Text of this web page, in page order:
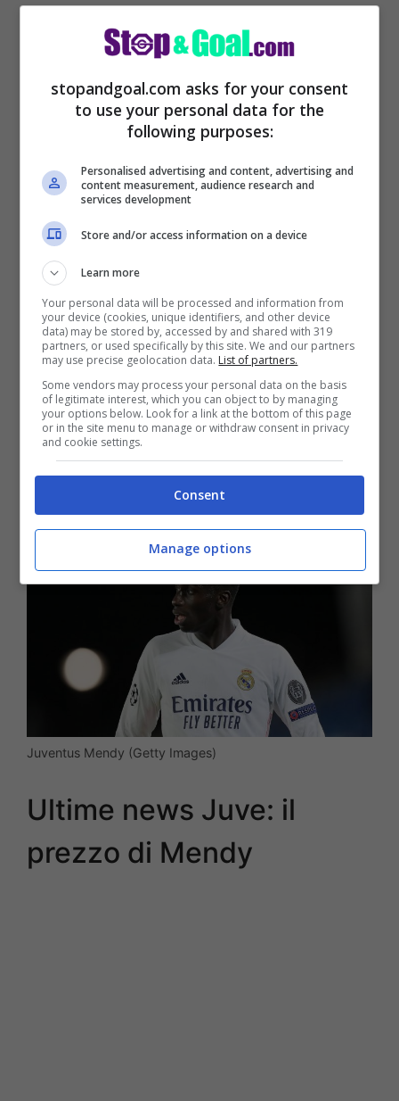
Stando a quanto riferiscetodofichajes.net,
la Juventus vuole fare sul serio per
approfittare dello stato d’animo del classe
’95 e portarlo in Serie A.
Mendy è considerato dalla Juventus come
il perfetto sostituto di Alex Sandro.Il
brasiliano è avanti con l’età e non
garantisce più la solidità dei primi anni
bianconeri.
LEGGI ANCHE >>>
Juventus, sogno Mendy in difesa: le ultime
Juventus Mendy (Getty Images)
Ultime news Juve: il
prezzo di Mendy
stopandgoal.com asks for your consent
to use your personal data for the
following purposes:
Personalised advertising and content, advertising and
content measurement, audience research and
services development
Store and/or access information on a device
Learn more
Your personal data will be processed and information from
your device (cookies, unique identifiers, and other device
data) may be stored by, accessed by and shared with 319
partners, or used specifically by this site. We and our partners
may use precise geolocation data. List of partners.
Some vendors may process your personal data on the basis
of legitimate interest, which you can object to by managing
your options below. Look for a link at the bottom of this page
or in the site menu to manage or withdraw consent in privacy
and cookie settings.
Consent
Manage options